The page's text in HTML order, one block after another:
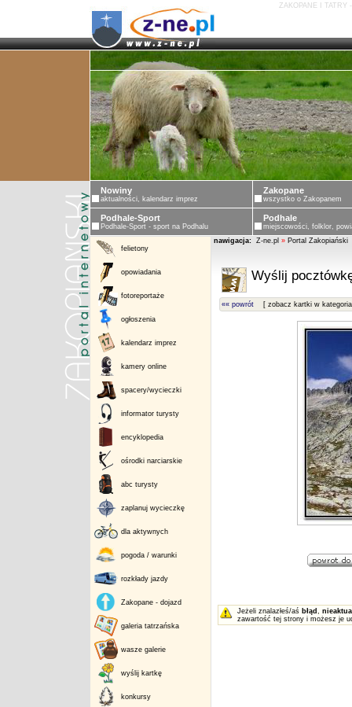
ZAKOPANE I TATRY
Nowiny
aktualności, kalendarz imprez
Zakopane
wszystko o Zakopanem
Podhale-Sport
Podhale-Sport - sport na Podhalu
Podhale
miejscowości, folklor,
felietony
opowiadania
fotoreportaże
ogłoszenia
kalendarz imprez
kamery online
spacery/wycieczki
informator turysty
encyklopedia
ośrodki narciarskie
abc turysty
zaplanuj wycieczkę
dla aktywnych
pogoda / warunki
rozkłady jazdy
Zakopane - dojazd
galeria tatrzańska
wasze galerie
wyślij kartkę
konkursy
nawigacja: Z-ne.pl » Portal Zakopiański
Wyślij
«« powrót [ zobacz kartki w
Jeżeli znalazłeś/aś błąd ,
zawartość tej strony i możesz je